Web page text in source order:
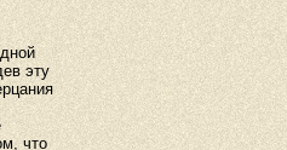
эту
что